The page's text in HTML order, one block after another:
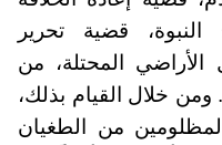
النبوة، قضية تحرير
المحتلة، من
خلال القيام بذلك،
من الطغيان